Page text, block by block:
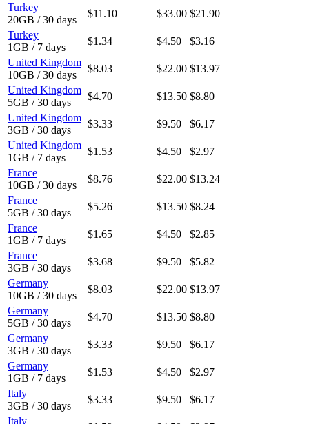
Turkey
20GB / 30 days
$11.10 $33.00 $21.90
Turkey
1GB / 7 days
$1.34 $4.50
$3.16
United Kingdom
10GB / 30 days
$8.03 $22.00 $13.97
United Kingdom
5GB / 30 days
$4.70 $13.50 $8.80
United Kingdom
3GB / 30 days
$3.33 $9.50
$6.17
United Kingdom
1GB / 7 days
$1.53 $4.50
$2.97
France
10GB / 30 days
$8.76 $22.00 $13.24
France
5GB / 30 days
$5.26 $13.50 $8.24
France
1GB / 7 days
$1.65 $4.50
$2.85
France
3GB / 30 days
$3.68 $9.50
$5.82
Germany
10GB / 30 days
$8.03 $22.00 $13.97
Germany
5GB / 30 days
$4.70 $13.50 $8.80
Germany
3GB / 30 days
$3.33 $9.50
$6.17
Germany
1GB / 7 days
$1.53 $4.50
$2.97
Italy
3GB / 30 days
$3.33 $9.50
$6.17
Italy